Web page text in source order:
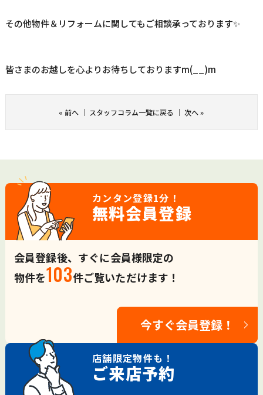
その他物件＆リフォームに関してもご相談承っております✨
皆さまのお越しを心よりお待ちしておりますm(__)m
« 前へ ｜ スタッフコラム一覧に戻る ｜次へ»
カンタン登録1分！
無料会員登録
会員登録後、すぐに会員様限定の
物件を103件ご覧いただけます！
今すぐ会員登録！
店舗限定物件も！
ご来店予約